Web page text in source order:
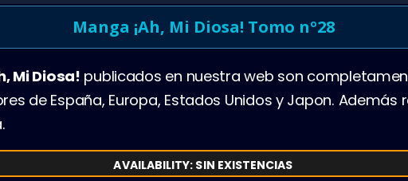
Manga ¡Ah, Mi Diosa! Tomo nº28
Mi Diosa! publicados en nuestra web son
de España, Europa, Estados Unidos y Japon.
AVAILABILITY: SIN EXISTENCIAS